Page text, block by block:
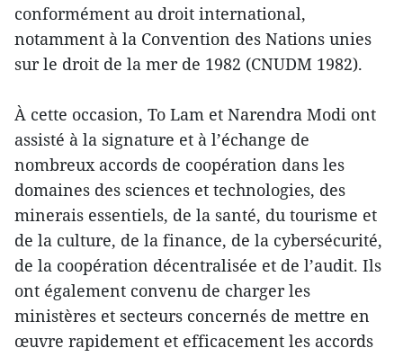
conformément au droit international,
notamment à la Convention des Nations unies
sur le droit de la mer de 1982 (CNUDM 1982).
À cette occasion, To Lam et Narendra Modi ont
assisté à la signature et à l’échange de
nombreux accords de coopération dans les
domaines des sciences et technologies, des
minerais essentiels, de la santé, du tourisme et
de la culture, de la finance, de la cybersécurité,
de la coopération décentralisée et de l’audit. Ils
ont également convenu de charger les
ministères et secteurs concernés de mettre en
œuvre rapidement et efficacement les accords